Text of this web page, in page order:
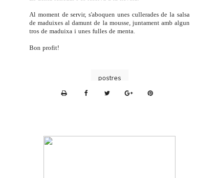
Al moment de servir, s'aboquen unes cullerades de la salsa
de maduixes al damunt de la mousse, juntament amb algun
tros de maduixa i unes fulles de menta.
Bon profit!
postres
n